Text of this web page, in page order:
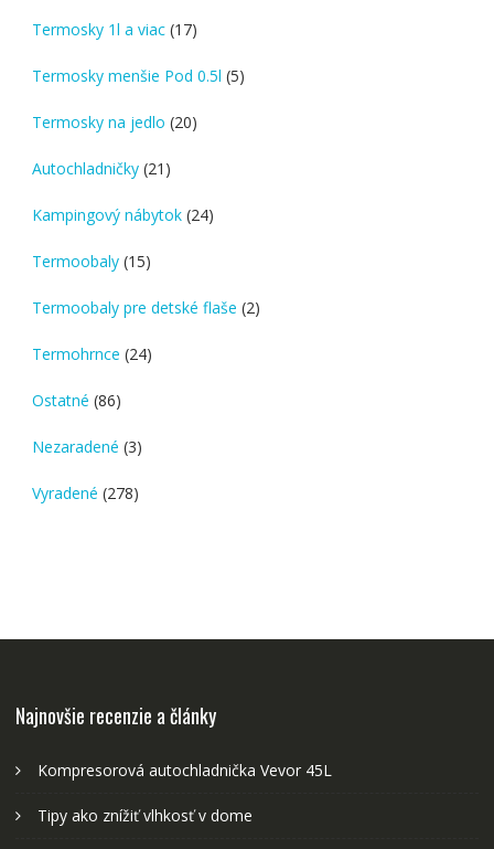
Termosky 1l a viac 1717
Termosky menšie Pod 0.5l 55
Termosky na jedlo 2020
Autochladničky 21 21
Kampingový nábytok 2424
Termoobaly 1515
Termoobaly pre detské flaše 22
Termohrnce 2424
Ostatné 8686
Nezaradené 33
Vyradené 278278
Najnovšie recenzie a články
Kompresorová autochladnička Vevor 45L
Tipy ako znížiť vlhkosť v dome